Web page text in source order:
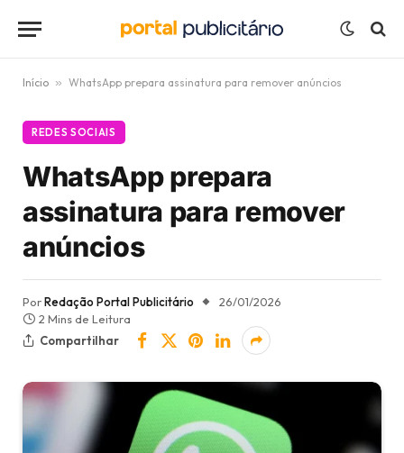
Início » WhatsApp prepara assinatura para remover anúncios
REDES SOCIAIS
WhatsApp prepara
assinatura para remover
anúncios
PorRedação Portal Publicitário
26/01/2026
2 Mins de Leitura
Compartilhar